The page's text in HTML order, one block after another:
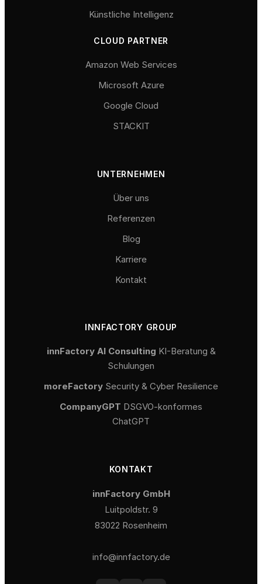
Künstliche Intelligenz
CLOUD PARTNER
Amazon Web Services
Microsoft Azure
Google Cloud
STACKIT
UNTERNEHMEN
Über uns
Referenzen
Blog
Karriere
Kontakt
INNFACTORY GROUP
innFactory AI Consulting KI-Beratung &
Schulungen
moreFactory Security & Cyber Resilience
CompanyGPT DSGVO-konformes
ChatGPT
KONTAKT
innFactory GmbH
Luitpoldstr. 9
83022 Rosenheim
info@innfactory.de